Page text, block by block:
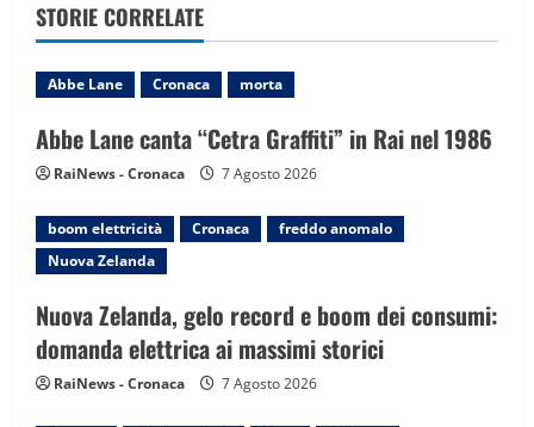
i
g
a
t
i
o
n
STORIE CORRELATE
Abbe Lane Cronaca morta
Abbe Lane canta “Cetra Graffiti” in Rai nel 1986
RaiNews - Cronaca 7 Agosto 2026
boom elettricità Cronaca
freddo anomalo
Nuova Zelanda
Nuova Zelanda, gelo record e boom dei consumi:
domanda elettrica ai massimi storici
RaiNews - Cronaca 7 Agosto 2026